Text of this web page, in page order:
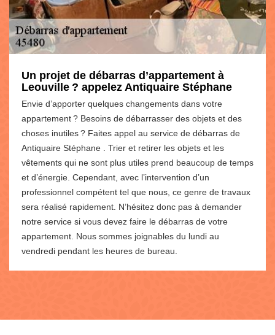
Un projet de débarras d’appartement à
Leouville ? appelez Antiquaire Stéphane
Envie d’apporter quelques changements dans votre
appartement ? Besoins de débarrasser des objets et des
choses inutiles ? Faites appel au service de débarras de
Antiquaire Stéphane . Trier et retirer les objets et les
vêtements qui ne sont plus utiles prend beaucoup de temps
et d’énergie. Cependant, avec l’intervention d’un
professionnel compétent tel que nous, ce genre de travaux
sera réalisé rapidement. N’hésitez donc pas à demander
notre service si vous devez faire le débarras de votre
appartement. Nous sommes joignables du lundi au
vendredi pendant les heures de bureau.